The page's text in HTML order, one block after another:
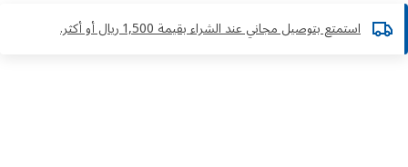
استمتع بتوصيل مجاني عند الشراء بقيمة 1,500 ريال أو أكثر.​